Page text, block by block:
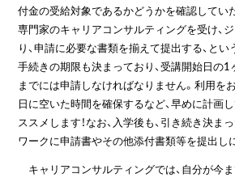
付金の受給対象であるかどうかを確認してい
専門家のキャリアコンサルティングを受け、
り、申請に必要な書類を揃えて提出する、とい
手続きの期限も決まっており、受講開始日の1
までには申請しなければなりません。利用を
日に空いた時間を確保するなど、早めに計画
ススメします！なお、入学後も、引き続き決ま
ワークに申請書やその他添付書類等を提出し
キャリアコンサルティングでは、自分が今